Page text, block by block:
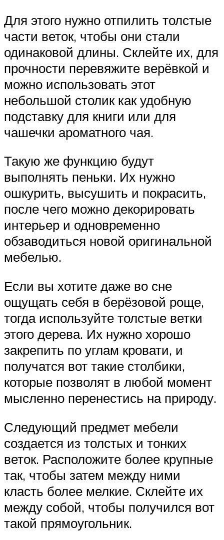
Для этого нужно отпилить толстые
части веток, чтобы они стали
одинаковой длины. Склейте их, для
прочности перевяжите верёвкой и
можно использовать этот
небольшой столик как удобную
подставку для книги или для
чашечки ароматного чая.
Такую же функцию будут
выполнять пеньки. Их нужно
ошкурить, высушить и покрасить,
после чего можно декорировать
интерьер и одновременно
обзаводиться новой оригинальной
мебелью.
Если вы хотите даже во сне
ощущать себя в берёзовой роще,
тогда используйте толстые ветки
этого дерева. Их нужно хорошо
закрепить по углам кровати, и
получатся вот такие столбики,
которые позволят в любой момент
мысленно перенестись на природу.
Следующий предмет мебели
создается из толстых и тонких
веток. Расположите более крупные
так, чтобы затем между ними
класть более мелкие. Склейте их
между собой, чтобы получился вот
такой прямоугольник.